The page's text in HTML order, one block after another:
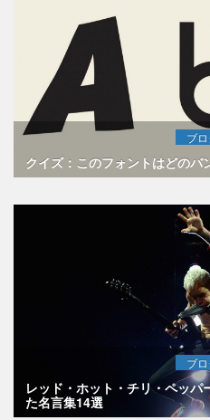
ブ
クイズ：このフォントはどのバ
ブ
レッド・ホット・チリ・ペッ
た名言集14選